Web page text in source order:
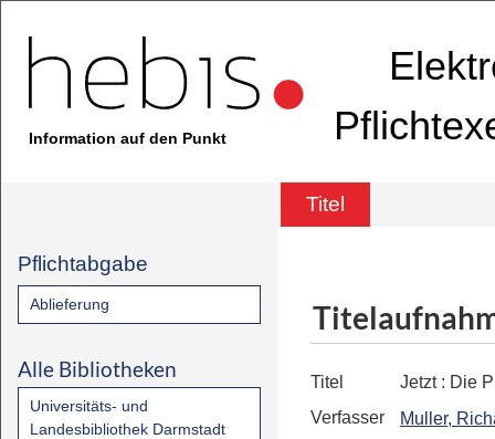
Information auf den Punkt
Titel
Pflichtabgabe
Ablieferung
Alle Bibliotheken
Universitäts- und
Landesbibliothek Darmstadt
Titel Jetzt: Die
Verfasser
Muller,